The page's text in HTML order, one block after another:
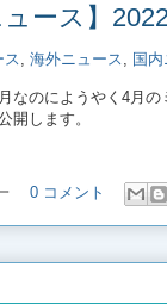
ュース】
ス 海外ニュース 国内
なのにようやく4月の
開します。
0 コメント